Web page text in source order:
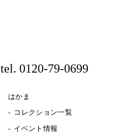
tel. 0120-79-0699
はかま
コレクション一覧
イベント情報